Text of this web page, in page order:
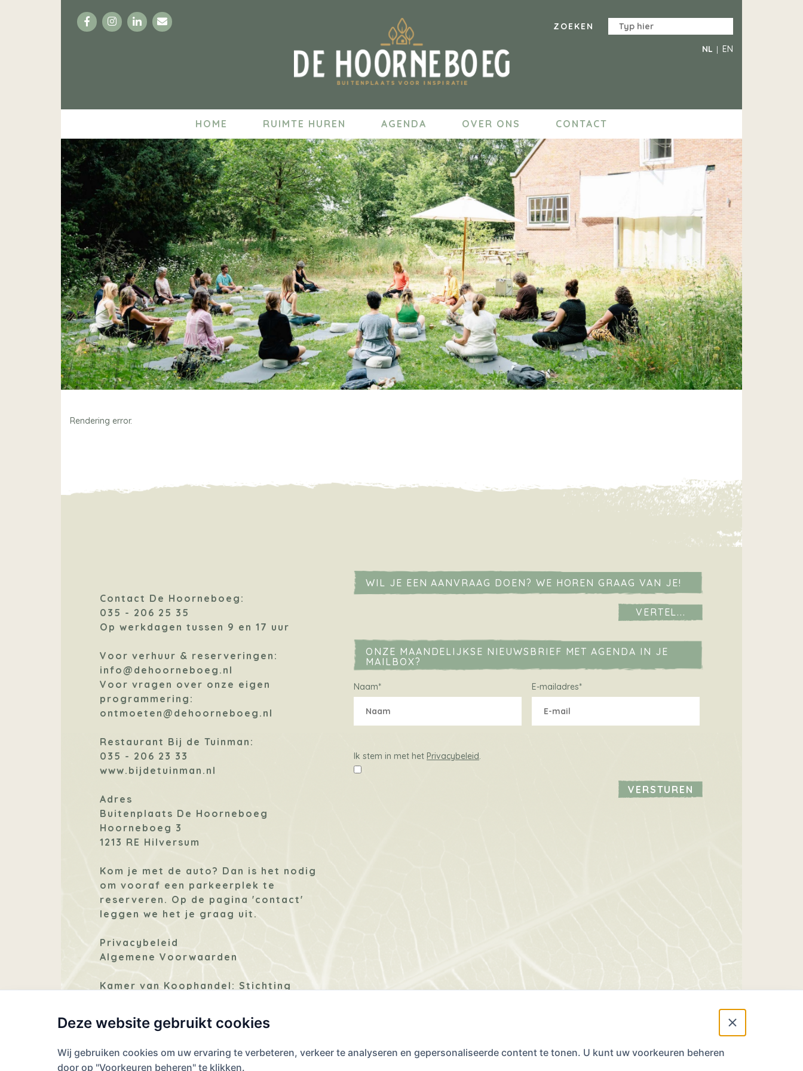
FacebookInstagram
LinkedIn
Email
NL EN
HOME RUIMTE HUREN AGENDA OVER ONS CONTACT
Rendering error.
Contact De Hoorneboeg:
035 - 206 25 35
Op werkdagen tussen 9 en 17 uur
Voor verhuur & reserveringen:
info@dehoorneboeg.nl
Voor vragen over onze eigen
programmering:
ontmoeten@dehoorneboeg.nl
Restaurant Bij de Tuinman:
035 - 206 23 33
www.bijdetuinman.nl
Adres
Buitenplaats De Hoorneboeg
Hoorneboeg 3
1213 RE Hilversum
Kom je met de auto? Dan is het nodig
om vooraf een parkeerplek te
reserveren. Op de pagina 'contact'
leggen we het je graag uit.
Privacybeleid
Algemene Voorwaarden
Kamer van Koophandel: Stichting
Hoorneboeg, 74783823
WIL JE EEN AANVRAAG DOEN? WE HOREN GRAAG VAN JE!
VERTEL...
ONZE MAANDELIJKSE NIEUWSBRIEF MET AGENDA IN JE
MAILBOX?
Naam* E-mailadres*
stem
in
Ik stem in met het Privacybeleid.
Facebook
Instagram
LinkedIn
Email
Deze website gebruikt cookies
Wij gebruiken cookies om uw ervaring te verbeteren, verkeer te analyseren en gepersonaliseerde content te tonen. U kunt uw voorkeuren beheren
door op "Voorkeuren beheren" te klikken.